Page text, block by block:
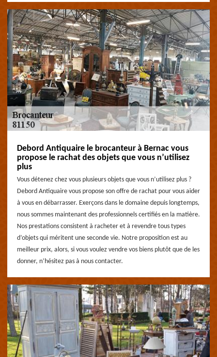
Debord Antiquaire le brocanteur à Bernac vous
propose le rachat des objets que vous n’utilisez
plus
Vous détenez chez vous plusieurs objets que vous n’utilisez plus ?
Debord Antiquaire vous propose son offre de rachat pour vous aider
à vous en débarrasser. Exerçons dans le domaine depuis longtemps,
nous sommes maintenant des professionnels certifiés en la matière.
Nos prestations consistent à racheter et à revendre tous types
d’objets qui méritent une seconde vie. Notre proposition est au
meilleur prix, alors, si vous voulez vendre vos biens plutôt que de les
donner, n’hésitez pas à nous contacter.